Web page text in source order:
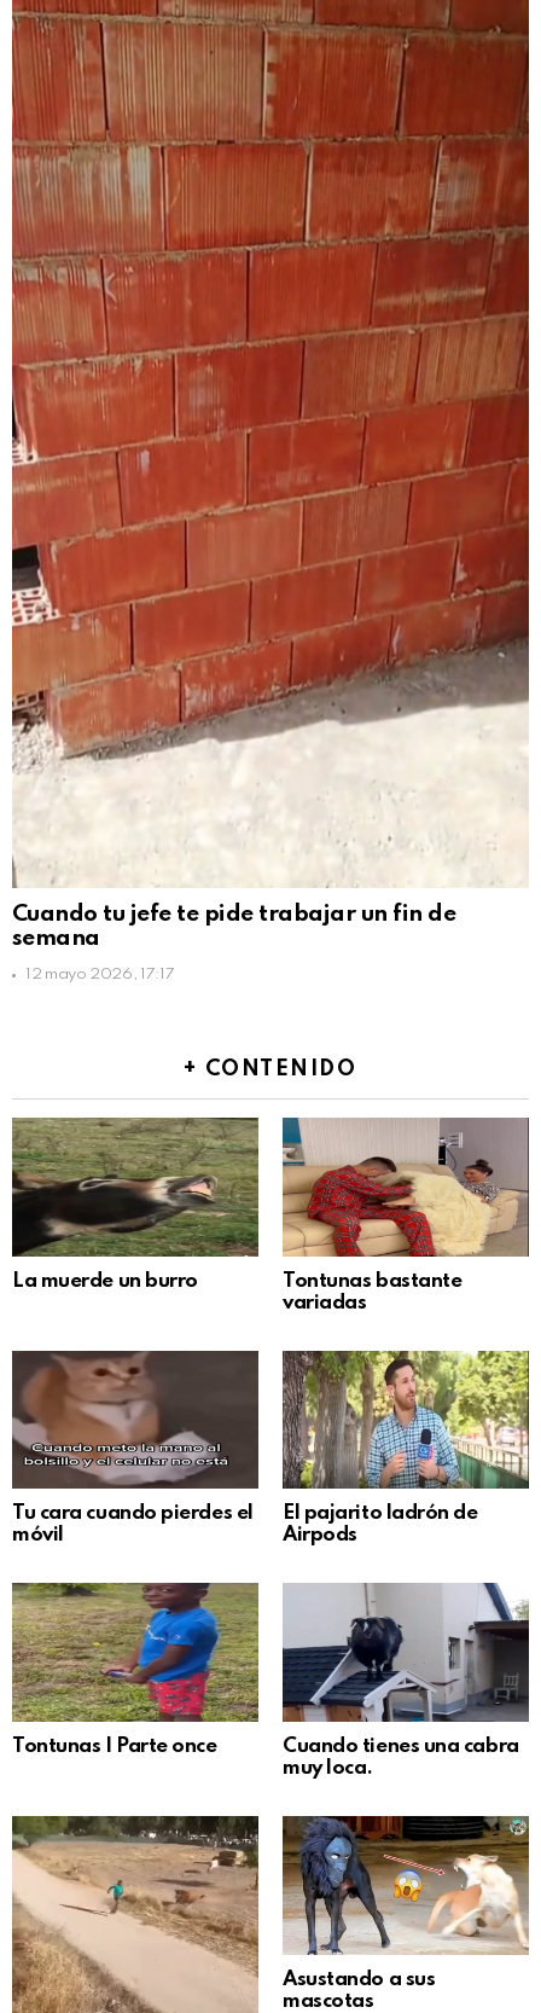
Cuando tu jefe te pide trabajar un fin de
semana
12 mayo 2026, 17:17
+ CONTENIDO
La muerde un burro
Tontunas bastante
variadas
Tu cara cuando pierdes el
móvil
El pajarito ladrón de
Airpods
Tontunas | Parte once
Cuando tienes una cabra
muy loca.
Asustando a sus
mascotas